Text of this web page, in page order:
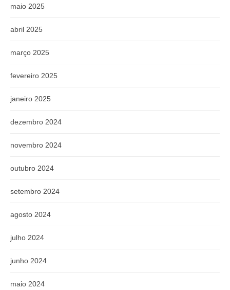
maio 2025
abril 2025
março 2025
fevereiro 2025
janeiro 2025
dezembro 2024
novembro 2024
outubro 2024
setembro 2024
agosto 2024
julho 2024
junho 2024
maio 2024